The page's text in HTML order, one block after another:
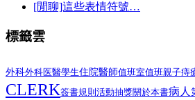
[閒聊]這些表情符號…
標籤雲
外科外科医醫學生住院醫師值班室值班親子痔
CLERK簽書規則 活動抽獎關於本書病人